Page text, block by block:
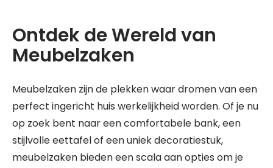
Ontdek de Wereld van
Meubelzaken
Meubelzaken zijn de plekken waar dromen van een
perfect ingericht huis werkelijkheid worden. Of je nu
op zoek bent naar een comfortabele bank, een
stijlvolle eettafel of een uniek decoratiestuk,
meubelzaken bieden een scala aan opties om je